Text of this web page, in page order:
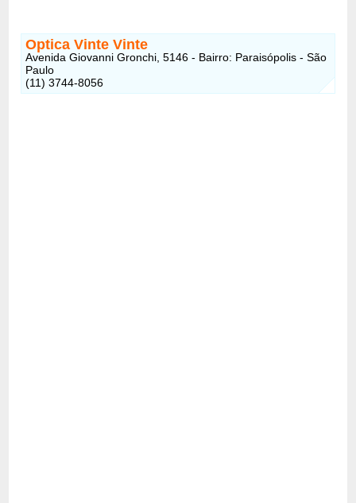
Optica Vinte Vinte
Avenida Giovanni Gronchi, 5146 - Bairro: Paraisópolis - São
Paulo
(11) 3744-8056